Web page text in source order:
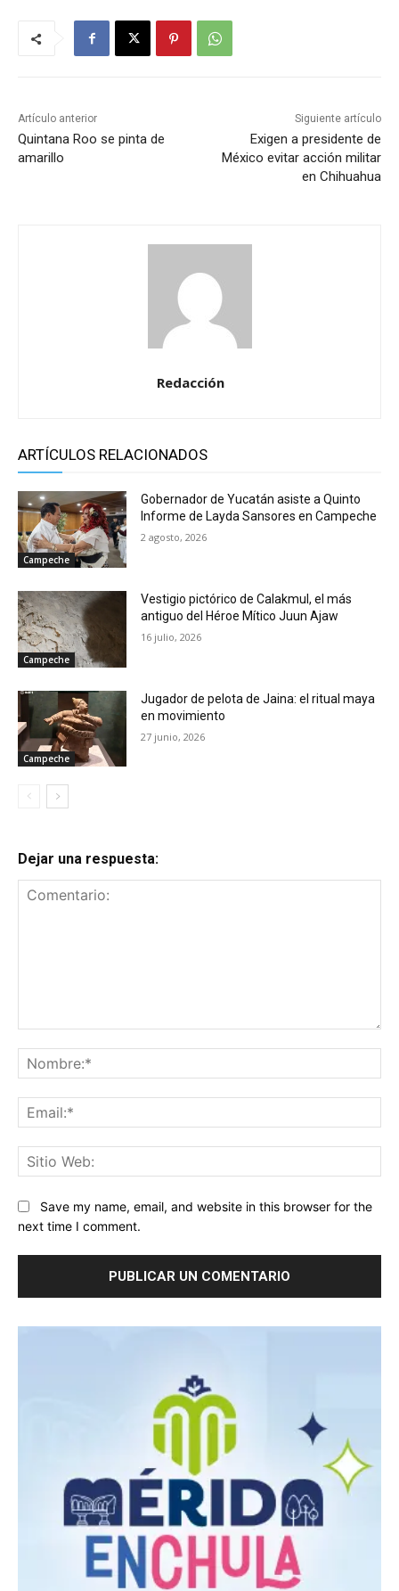
Artículo anterior
Quintana Roo se pinta de
amarillo
Siguiente artículo
Exigen a presidente de
México evitar acción militar
en Chihuahua
Redacción
ARTÍCULOS RELACIONADOS
Campeche
Gobernador de Yucatán asiste a Quinto
Informe de Layda Sansores en Campeche
2 agosto, 2026
Campeche
Vestigio pictórico de Calakmul, el más
antiguo del Héroe Mítico Juun Ajaw
16 julio, 2026
Campeche
Jugador de pelota de Jaina: el ritual maya
en movimiento
27 junio, 2026
Dejar una respuesta:
Save my name, email, and website in this browser for the
next time I comment.